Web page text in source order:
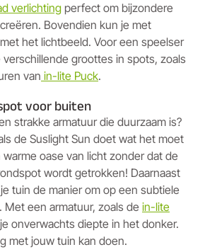
verlichting perfect om bijzondere
Bovendien kun je met
het lichtbeeld. Voor een speelser
groottes in spots, zoals
van in-lite Puck.
voor buiten
strakke armatuur die duurzaam is?
de Suslight Sun doet wat het moet
oase van licht zonder dat de
wordt getrokken! Daarnaast
tuin de manier om op een subtiele
een armatuur, zoals de in-lite
onverwachts diepte in het donker.
met jouw tuin kan doen.